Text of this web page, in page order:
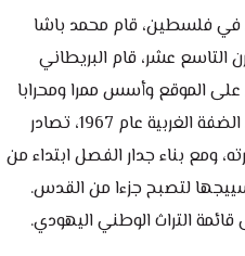
في فلسطين، قام محمد باشا
التاسع عشر، قام البريطاني
الموقع وأسس ممرا ومحرابا
للمصلين المسلمين. لاحقا لاحتلال الضفة الغربية عام 1967، تصادر
ومع بناء جدار الفصل ابتداء من
وتسييجها لتصبح جزءا من القدس.